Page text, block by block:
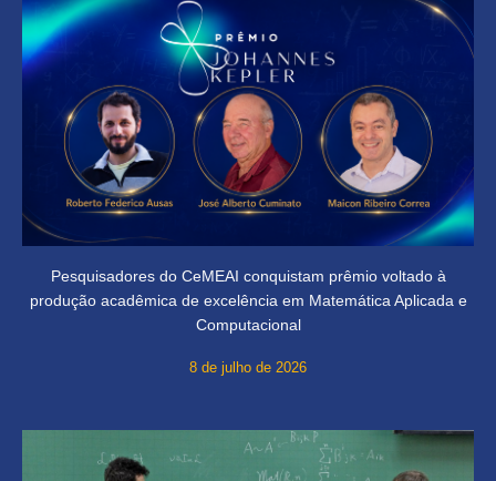
Pesquisadores do CeMEAI conquistam prêmio voltado à
produção acadêmica de excelência em Matemática Aplicada e
Computacional
8 de julho de 2026